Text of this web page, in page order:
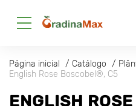
Página inicial Catálogo
English Rose Boscobel®, C5
ENGLISH